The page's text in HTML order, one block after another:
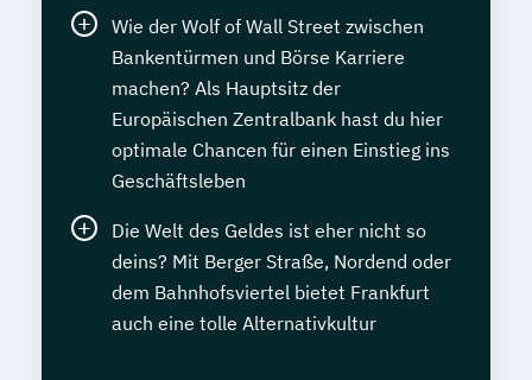
Wie der Wolf of Wall Street zwischen
Bankentürmen und Börse Karriere
machen? Als Hauptsitz der
Europäischen Zentralbank hast du hier
optimale Chancen für einen Einstieg ins
Geschäftsleben
Die Welt des Geldes ist eher nicht so
deins? Mit Berger Straße, Nordend oder
dem Bahnhofsviertel bietet Frankfurt
auch eine tolle Alternativkultur